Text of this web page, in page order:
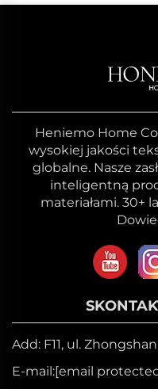
Heniemo Home
wysokiej jakości
globalne. Nasze
inteligentną
materiałami. 30+
Add: F11, ul.
E-mail:[email